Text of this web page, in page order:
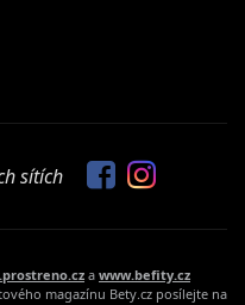
sítích
a www.befity.cz
magazínu Bety.cz posílejte na